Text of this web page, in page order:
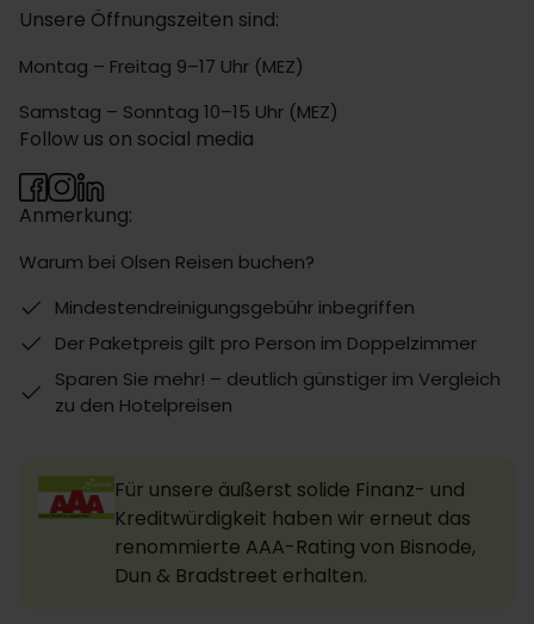
Unsere Öffnungszeiten sind:
Montag – Freitag 9–17 Uhr (MEZ)
Samstag – Sonntag 10–15 Uhr (MEZ)
Anmerkung:
Warum bei Olsen Reisen buchen?
Mindestendreinigungsgebühr inbegriffen
Der Paketpreis gilt pro Person im Doppelzimmer
Sparen Sie mehr! – deutlich günstiger im Vergleich
zu den Hotelpreisen
Follow us on social media
Für unsere äußerst solide Finanz- und
Kreditwürdigkeit haben wir erneut das
renommierte AAA-Rating von Bisnode,
Dun & Bradstreet erhalten.